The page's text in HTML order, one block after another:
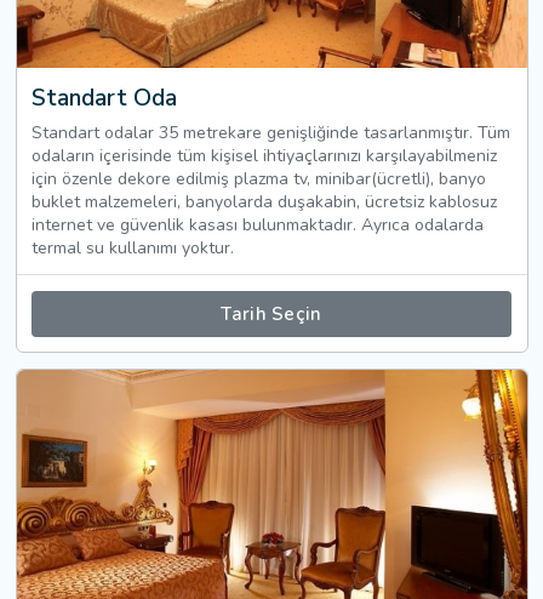
Standart Oda
Standart odalar 35 metrekare genişliğinde tasarlanmıştır. Tüm
odaların içerisinde tüm kişisel ihtiyaçlarınızı karşılayabilmeniz
için özenle dekore edilmiş plazma tv, minibar(ücretli), banyo
buklet malzemeleri, banyolarda duşakabin, ücretsiz kablosuz
internet ve güvenlik kasası bulunmaktadır. Ayrıca odalarda
termal su kullanımı yoktur.
Tarih Seçin